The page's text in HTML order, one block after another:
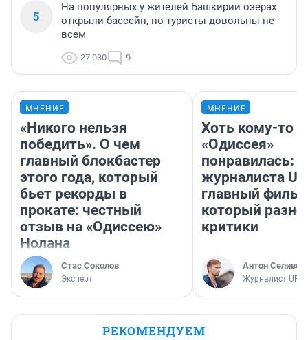
5
На популярных у жителей Башкирии озерах
открыли бассейн, но туристы довольны не
всем
27 030 9
МНЕНИЕ
«Никого нельзя
победить». О чем
главный блокбастер
этого года, который
бьет рекорды в
прокате: честный
отзыв на «Одиссею»
Нолана
Стас Соколов
Эксперт
МНЕНИЕ
Хоть кому-то
«Одиссея»
понравилась:
журналиста
главный
который
критики
Антон
Журналист
РЕКОМЕНДУЕМ